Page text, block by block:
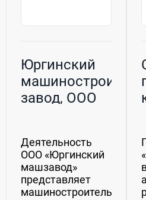
Юргинский
завод, ООО
Деятельность
ООО «Юргинский
машзавод»
представляет
машиностроительную